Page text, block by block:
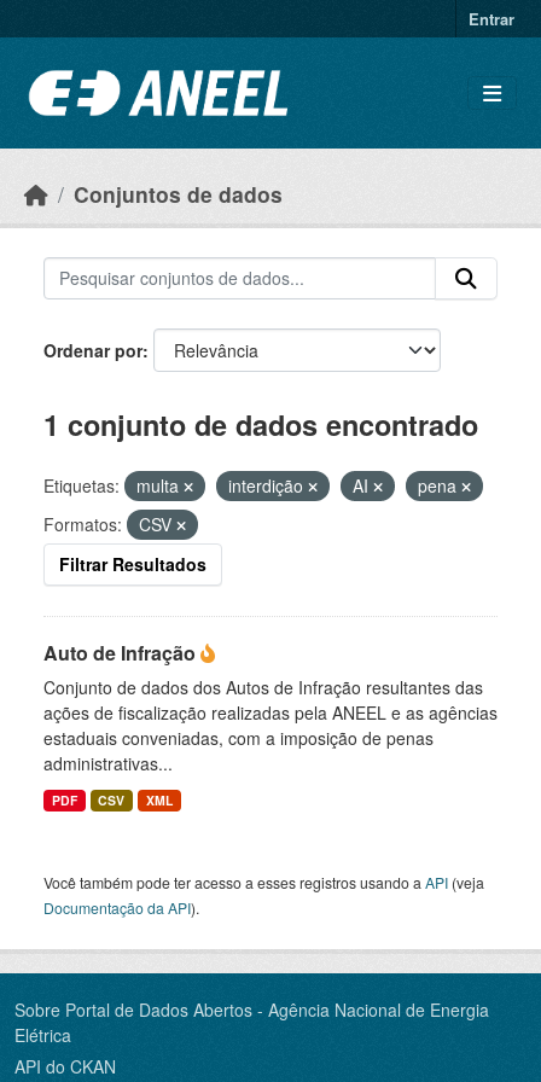
Entrar
Conjuntos de dados
Ordenar por
1 conjunto de dados encontrado
Etiquetas: multa interdição AI
pena
Formatos:
CSV
Filtrar Resultados
Auto de Infração
Conjunto de dados dos Autos de Infração resultantes das
ações de fiscalização realizadas pela ANEEL e as agências
estaduais conveniadas, com a imposição de penas
administrativas...
PDF CSV XML
Você também pode ter acesso a esses registros usando a API (veja
Documentação da API).
Sobre Portal de Dados Abertos - Agência Nacional de Energia
Elétrica
API do CKAN